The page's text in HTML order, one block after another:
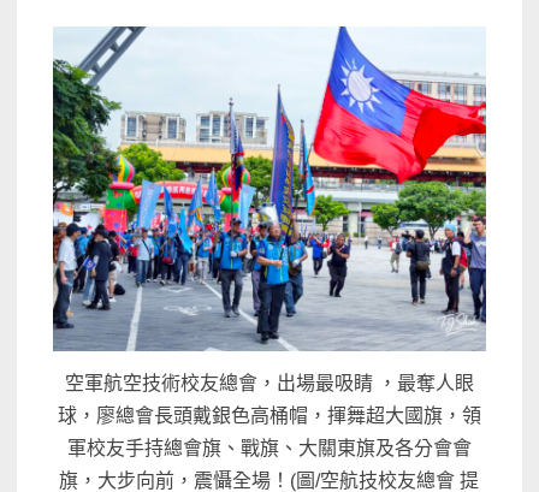
空軍航空技術校友總會，出場最吸睛 ，最奪人眼
球，廖總會長頭戴銀色高桶帽，揮舞超大國旗，領
軍校友手持總會旗、戰旗、大關東旗及各分會會
旗，大步向前，震懾全場！(圖/空航技校友總會 提